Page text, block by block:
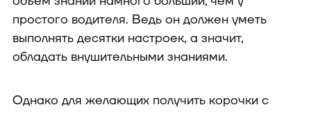
простого водителя. Ведь он должен уметь
выполнять десятки настроек, а значит,
обладать внушительными знаниями.
Однако для желающих получить корочки с